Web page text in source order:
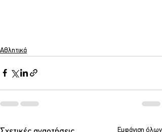
Αθλητικά
Εμφάνιση όλων